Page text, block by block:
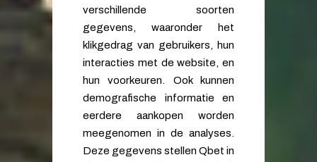
verschillende soorten
gegevens, waaronder het
klikgedrag van gebruikers, hun
interacties met de website, en
hun voorkeuren. Ook kunnen
demografische informatie en
eerdere aankopen worden
meegenomen in de analyses.
Deze gegevens stellen Qbet in